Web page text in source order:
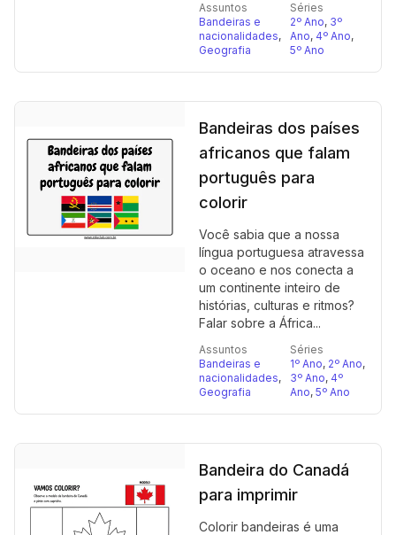
Assuntos
Bandeiras e
nacionalidades,
Geografia
Séries
2º Ano, 3º
Ano, 4º Ano,
5º Ano
Bandeiras dos países
africanos que falam
português para
colorir
Você sabia que a nossa
língua portuguesa atravessa
o oceano e nos conecta a
um continente inteiro de
histórias, culturas e ritmos?
Falar sobre a África...
Assuntos
Bandeiras e
nacionalidades,
Geografia
Séries
1º Ano, 2º Ano,
3º Ano, 4º
Ano, 5º Ano
Bandeira do Canadá
para imprimir
Colorir bandeiras é uma